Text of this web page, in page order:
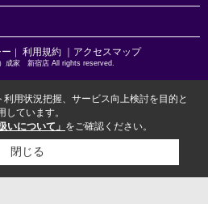
｜ 利用規約 ｜アクセスマップ
成家 新宿店 All rights reserved.
用状況把握、サービス向上検討を目的と
ています。
いについて」 をご確認ください。
閉じる